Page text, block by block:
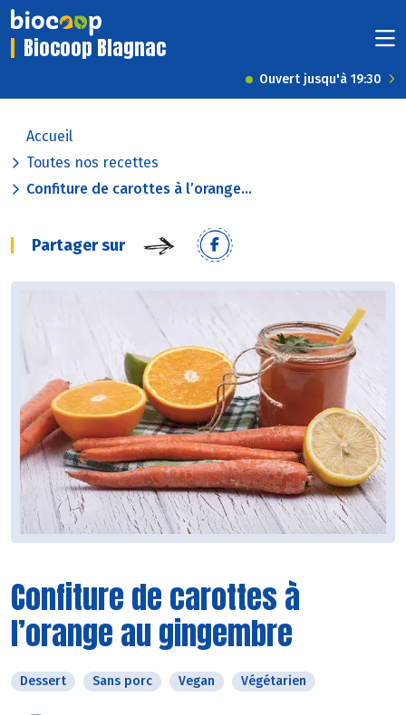
Biocoop Blagnac
Ouvert jusqu'à 19:30
Accueil
Toutes nos recettes
Confiture de carottes à l’orange...
Partager sur
Confiture de carottes à
l’orange au gingembre
Dessert Sans porc Vegan Végétarien